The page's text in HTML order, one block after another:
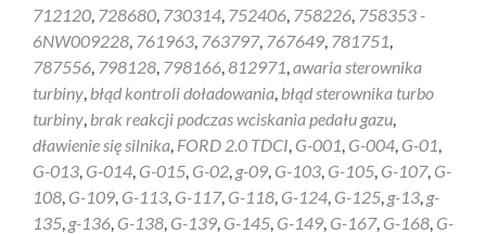
712120, 728680, 730314, 752406, 758226, 758353 -
6NW009228, 761963, 763797, 767649, 781751,
787556, 798128, 798166,812971,awaria sterownika
turbiny, błąd kontroli doładowania, błąd sterownika turbo
turbiny, brak reakcji podczas wciskania pedału gazu,
dławienie się silnika, FORD 2.0 TDCI, G-001, G-004, G-01,
G-013, G-014, G-015, G-02, g-09, G-103, G-105, G-107, G-
108, G-109, G-113, G-117, G-118, G-124, G-125, g-13, g-
135, g-136, G-138, G-139, G-145, G-149, G-167, G-168, G-